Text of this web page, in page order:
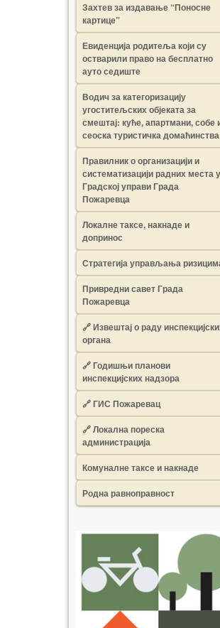
Захтев за издавање “Поносне
картице”
Евиденција родитеља који су
остварили право на бесплатно
ауто седиште
Водич за категоризацију
угоститељских објеката за
смештај: куће, апартмани, собе
сеоска туристичка домаћинства
Правилник о организацији и
систематизацији радних места у
Градској управи Града
Пожаревца
Локалне таксе, накнаде и
допринос
Стратегија управљања
Привредни савет Града
Пожаревца
🔗Извештај о раду
органа
🔗Годишњи планови
инспекцијских надзора
🔗 ГИС Пожаревац
🔗 Локална пореска
администрација
Комуналне таксе и накнаде
Родна равноправност